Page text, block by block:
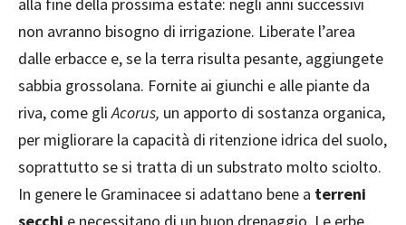
non avranno bisogno di irrigazione. Liberate l’area
dalle erbacce e, se la terra risulta pesante, aggiungete
sabbia grossolana. Fornite ai giunchi e alle piante da
riva, come gliAcorus, un apporto di sostanza organica,
per migliorare la capacità di ritenzione idrica del suolo,
soprattutto se si tratta di un substrato molto sciolto.
In genere le Graminacee si adattano bene a terreni
secchi e necessitano di un buon drenaggio. Le erbe